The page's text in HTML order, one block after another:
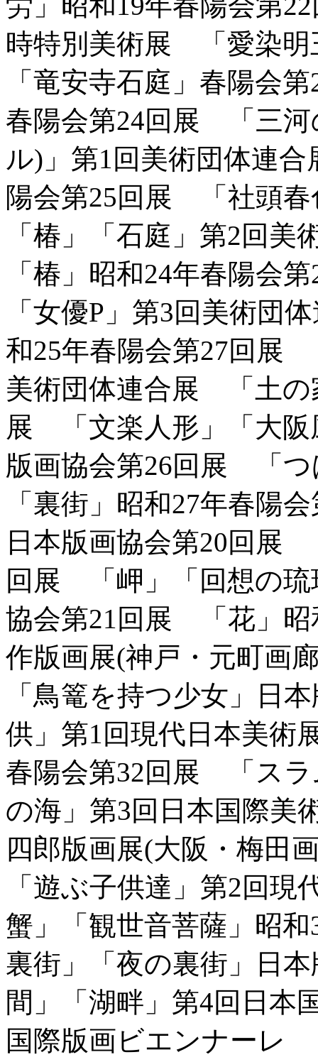
時特別美術展 「愛染
「竜安寺石庭」春陽会
春陽会第24回展 「三河
ル)」第1回美術団体連
陽会第25回展 「社頭
「椿」「石庭」第2回
「椿」昭和24年春陽会
「女優P」第3回美術団
和25年春陽会第27回展
美術団体連合展 「土の
展 「文楽人形」「大阪
版画協会第26回展 「
「裏街」昭和27年春陽
日本版画協会第20回展
回展 「岬」「回想の琉
協会第21回展 「花」昭
作版画展(神戸・元町画
「鳥篭を持つ少女」日
供」第1回現代日本美
春陽会第32回展 「スラ
の海」第3回日本国際
四郎版画展(大阪・梅田
「遊ぶ子供達」第2回
蟹」「観世音菩薩」昭
裏街」「夜の裏街」日
間」「湖畔」第4回日
国際版画ビエンナーレ